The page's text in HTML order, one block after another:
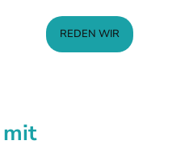
REDEN WIR